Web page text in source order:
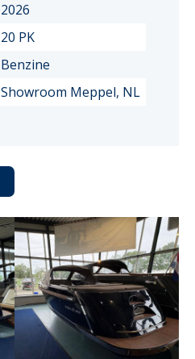
2026
20 PK
Benzine
Showroom Meppel, NL